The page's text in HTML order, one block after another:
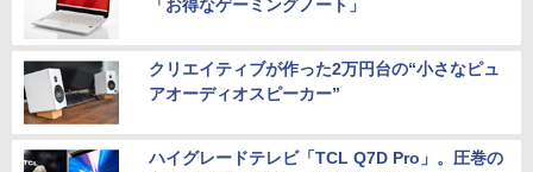
「お得なゲーミングノート」
クリエイティブが作った2万円台の“小さなピュ
アオーディオスピーカー”
ハイグレードテレビ「TCL Q7D Pro」。圧巻の